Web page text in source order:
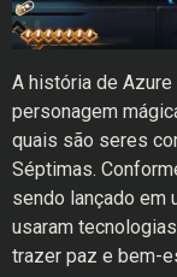
A história de Azure
personagem
quais são seres
Séptimas.
sendo lançado em
usaram
trazer paz e bem-